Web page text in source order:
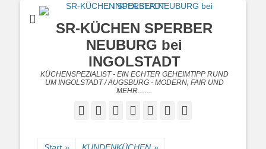
SR-KÜCHEN SPERBER
NEUBURG bei
INGOLSTADT
KÜCHENSPEZIALIST - EIN ECHTER GEHEIMTIPP RUND
UM INGOLSTADT / AUGSBURG - MODERN, FAIR UND
MEHR........
Facebook
TwitterGoogleplusInstagram
Website